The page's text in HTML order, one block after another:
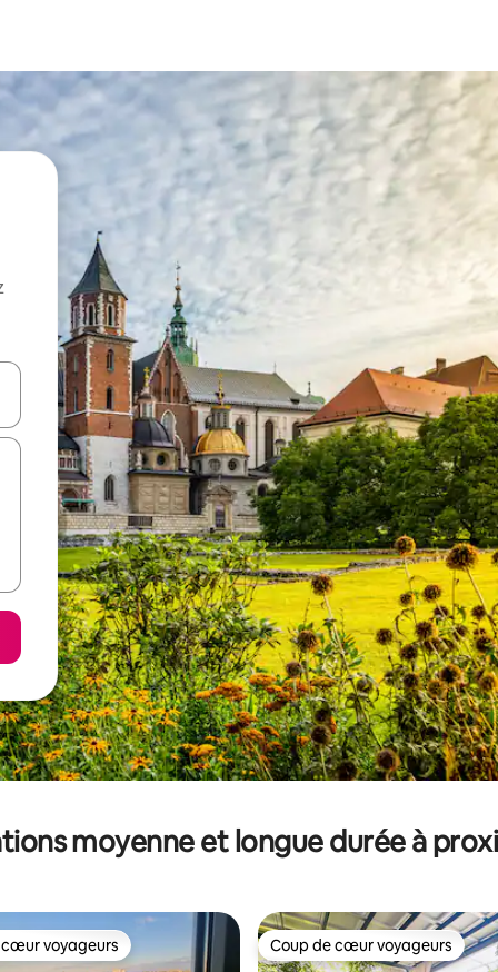
le haut et vers le bas pour les parcourir ou en appuyant et en
moyenne et longue durée à
voyageurs
voyageurs Coup de cœur voyageurs
Coup de cœur voyageurs